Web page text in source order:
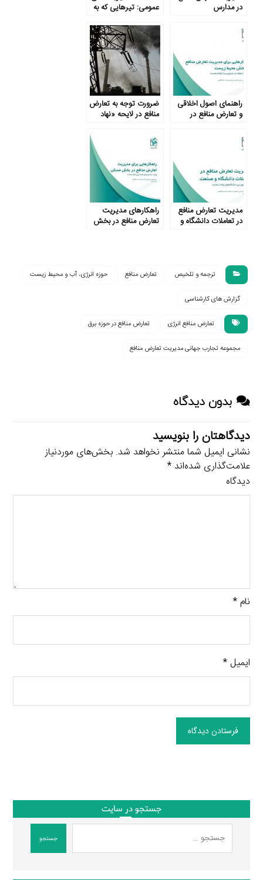
در مدارس
عمومی: تیرهایی که به
راهنمای اصول اخلاقی
و تعارض منافع در
محیط زیست ایالات
متحده
ضرورت توجه به تعارض
منافع در لایحه «نهاد
برق»
مدیریت تعارض منافع
در تعاملات دانشگاه و
راهکارهای مدیریت
تعارض منافع در بخش
ترجمه و تلخیص تعارض منافع حوزه انرژی، آب و محیط زیست
گزارش های کارشناسی
تعارض منافع انرژی تعارض منافع در حوزه برق
مجموعه تجارب جهانی مدیریت تعارض منافع
بدون دیدگاه
دیدگاهتان را بنویسید
نشانی ایمیل شما منتشر نخواهد شد. بخش‌های موردنیاز
علامت‌گذاری شده‌اند*
دیدگاه
نام*
ایمیل*
فرستادن دیدگاه
جستجو در سایت
جستجو